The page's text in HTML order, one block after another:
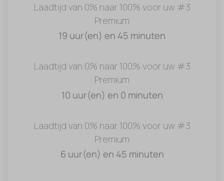
Laadtijd van 0% naar 100% voor uw #3
Premium
19 uur(en) en 45 minuten
Laadtijd van 0% naar 100% voor uw #3
Premium
10 uur(en) en 0 minuten
Laadtijd van 0% naar 100% voor uw #3
Premium
6 uur(en) en 45 minuten